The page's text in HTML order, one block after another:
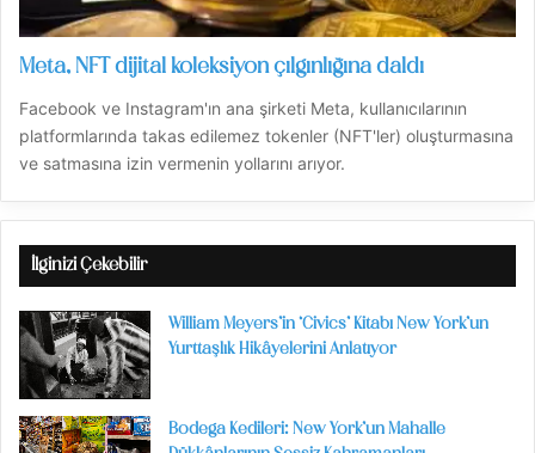
Meta, NFT dijital koleksiyon çılgınlığına daldı
Facebook ve Instagram'ın ana şirketi Meta, kullanıcılarının
platformlarında takas edilemez tokenler (NFT'ler) oluşturmasına
ve satmasına izin vermenin yollarını arıyor.
İlginizi Çekebilir
William Meyers’in ‘Civics’ Kitabı New York’un
Yurttaşlık Hikâyelerini Anlatıyor
Bodega Kedileri: New York’un Mahalle